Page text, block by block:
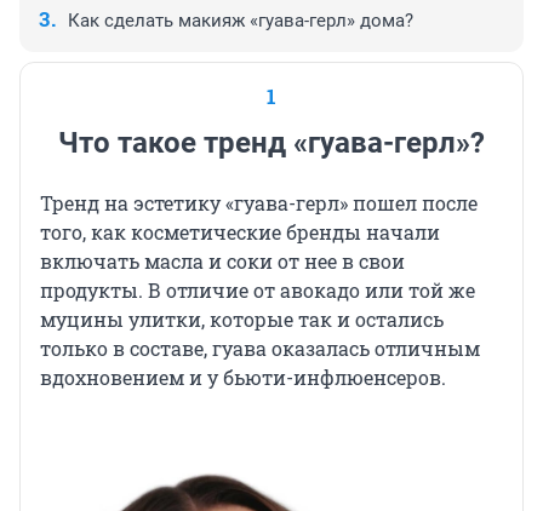
Как сделать макияж «гуава-герл» дома?
1
Что такое тренд «гуава-герл»?
Тренд на эстетику «гуава-герл» пошел после
того, как косметические бренды начали
включать масла и соки от нее в свои
продукты. В отличие от авокадо или той же
муцины улитки, которые так и остались
только в составе, гуава оказалась отличным
вдохновением и у бьюти-инфлюенсеров.